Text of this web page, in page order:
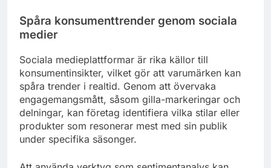
Spåra konsumenttrender genom sociala
medier
Sociala medieplattformar är rika källor till
konsumentinsikter, vilket gör att varumärken kan
spåra trender i realtid. Genom att övervaka
engagemangsmått, såsom gilla-markeringar och
delningar, kan företag identifiera vilka stilar eller
produkter som resonerar mest med sin publik
under specifika säsonger.